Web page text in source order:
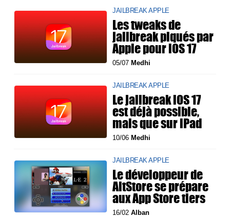
JAILBREAK APPLE
Les tweaks de
jailbreak piqués par
Apple pour iOS 17
05/07 Medhi
JAILBREAK APPLE
Le jailbreak iOS 17
est déjà possible,
mais que sur iPad
10/06 Medhi
JAILBREAK APPLE
Le développeur de
AltStore se prépare
aux App Store tiers
16/02Alban